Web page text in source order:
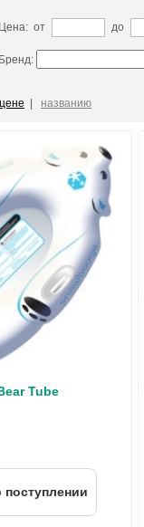
Цена: от до
Бренд:
цене названию
Tube